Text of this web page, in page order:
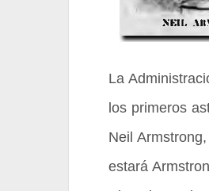
La
los primeros
Neil
estará